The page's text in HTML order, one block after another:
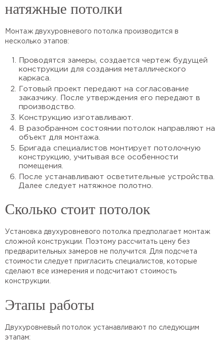
натяжные потолки
Монтаж двухуровневого потолка производится в
несколько этапов:
Проводятся замеры, создается чертеж будущей
конструкции для создания металлического
каркаса.
Готовый проект передают на согласование
заказчику. После утверждения его передают в
производство.
Конструкцию изготавливают.
В разобранном состоянии потолок направляют на
объект для монтажа.
Бригада специалистов монтирует потолочную
конструкцию, учитывая все особенности
помещения.
После устанавливают осветительные устройства.
Далее следует натяжное полотно.
Сколько стоит потолок
Установка двухуровневого потолка предполагает монтаж
сложной конструкции. Поэтому рассчитать цену без
предварительных замеров не получится. Для подсчета
стоимости следует пригласить специалистов, которые
сделают все измерения и подсчитают стоимость
конструкции.
Этапы работы
Двухуровневый потолок устанавливают по следующим
этапам: